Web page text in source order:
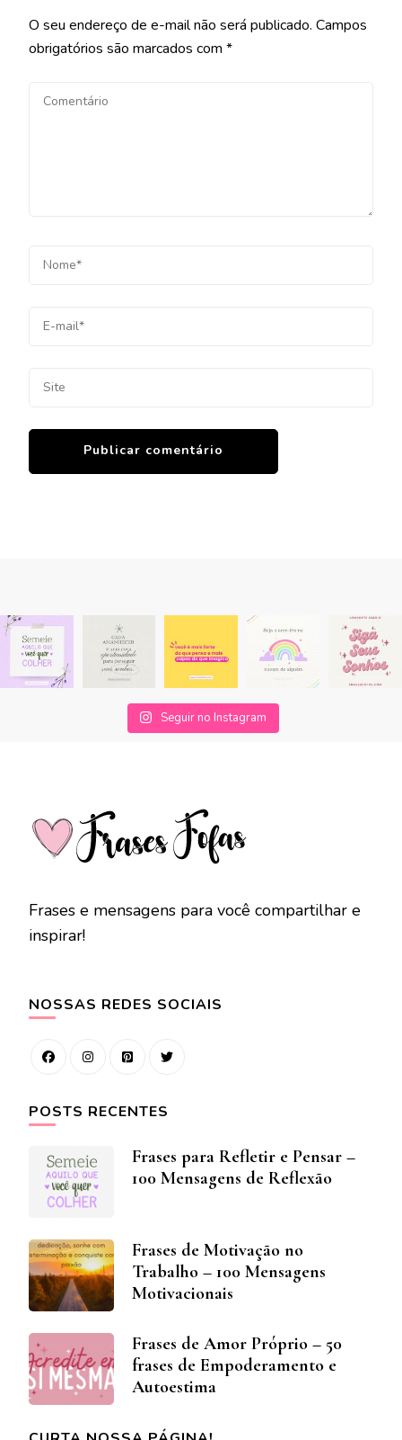
O seu endereço de e-mail não será publicado. Campos
obrigatórios são marcados com *
Seguir no Instagram
Frases e mensagens para você compartilhar e
inspirar!
NOSSAS REDES SOCIAIS
POSTS RECENTES
Frases para Refletir e Pensar –
100 Mensagens de Reflexão
Frases de Motivação no
Trabalho – 100 Mensagens
Motivacionais
Frases de Amor Próprio – 50
frases de Empoderamento e
Autoestima